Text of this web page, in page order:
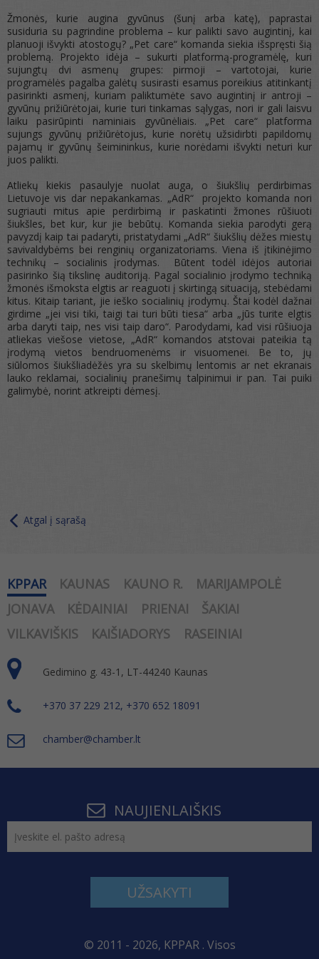
Žmonės, kurie augina gyvūnus (šunį arba katę), paprastai
susiduria su pagrindine problema – kur palikti savo augintinį, kai
planuoji išvykti atostogų? „Pet care“ komanda siekia išspręsti šią
problemą. Projekto idėja – sukurti platformą-programėlę, kuri
sujungtų dvi asmenų grupes: pirmoji – vartotojai, kurie
programėlės pagalba galėtų susirasti esamus poreikius atitinkantį
pasirinkti asmenį, kuriam paliktumėte savo augintinį ir antroji –
gyvūnų prižiūrėtojai, kurie turi tinkamas sąlygas, nori ir gali laisvu
laiku pasirūpinti naminiais gyvūnėliais. „Pet care“ platforma
sujungs gyvūnų prižiūrėtojus, kurie norėtų užsidirbti papildomų
pajamų ir gyvūnų šeimininkus, kurie norėdami išvykti neturi kur
juos palikti.
Atliekų kiekis pasaulyje nuolat auga, o šiukšlių perdirbimas
Lietuvoje vis dar nepakankamas. „AdR“ projekto komanda nori
sugriauti mitus apie perdirbimą ir paskatinti žmones rūšiuoti
šiukšles, bet kur, kur jie bebūtų. Komanda siekia parodyti gerą
pavyzdį kaip tai padaryti, pristatydami „AdR“ šiukšlių dėžes miestų
savivaldybėms bei renginių organizatoriams. Viena iš įtikinėjimo
technikų – socialinis įrodymas. Būtent todėl idėjos autoriai
pasirinko šią tikslinę auditoriją. Pagal socialinio įrodymo techniką
žmonės išmoksta elgtis ar reaguoti į skirtingą situaciją, stebėdami
kitus. Kitaip tariant, jie ieško socialinių įrodymų. Štai kodėl dažnai
girdime „jei visi tiki, taigi tai turi būti tiesa“ arba „jūs turite elgtis
arba daryti taip, nes visi taip daro“. Parodydami, kad visi rūšiuoja
atliekas viešose vietose, „AdR“ komandos atstovai pateikia tą
įrodymą vietos bendruomenėms ir visuomenei. Be to, jų
siūlomos šiukšliadėžės yra su skelbimų lentomis ar net ekranais
lauko reklamai, socialinių pranešimų talpinimui ir pan. Tai puiki
galimybė, norint atkreipti dėmesį.
Atgal į sąrašą
KPPAR KAUNAS KAUNO R.
MARIJAMPOLĖ
JONAVA
KĖDAINIAI PRIENAI
ŠAKIAI
VILKAVIŠKIS
KAIŠIADORYS RASEINIAI
Gedimino g. 43-1, LT-44240 Kaunas
+370 37 229 212, +370 652 18091
chamber@chamber.lt
NAUJIENLAIŠKIS
UŽSAKYTI
© 2011 - 2026, KPPAR . Visos